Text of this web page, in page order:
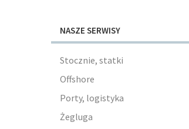
NASZE SERWISY
Stocznie, statki
Offshore
Porty, logistyka
Żegluga